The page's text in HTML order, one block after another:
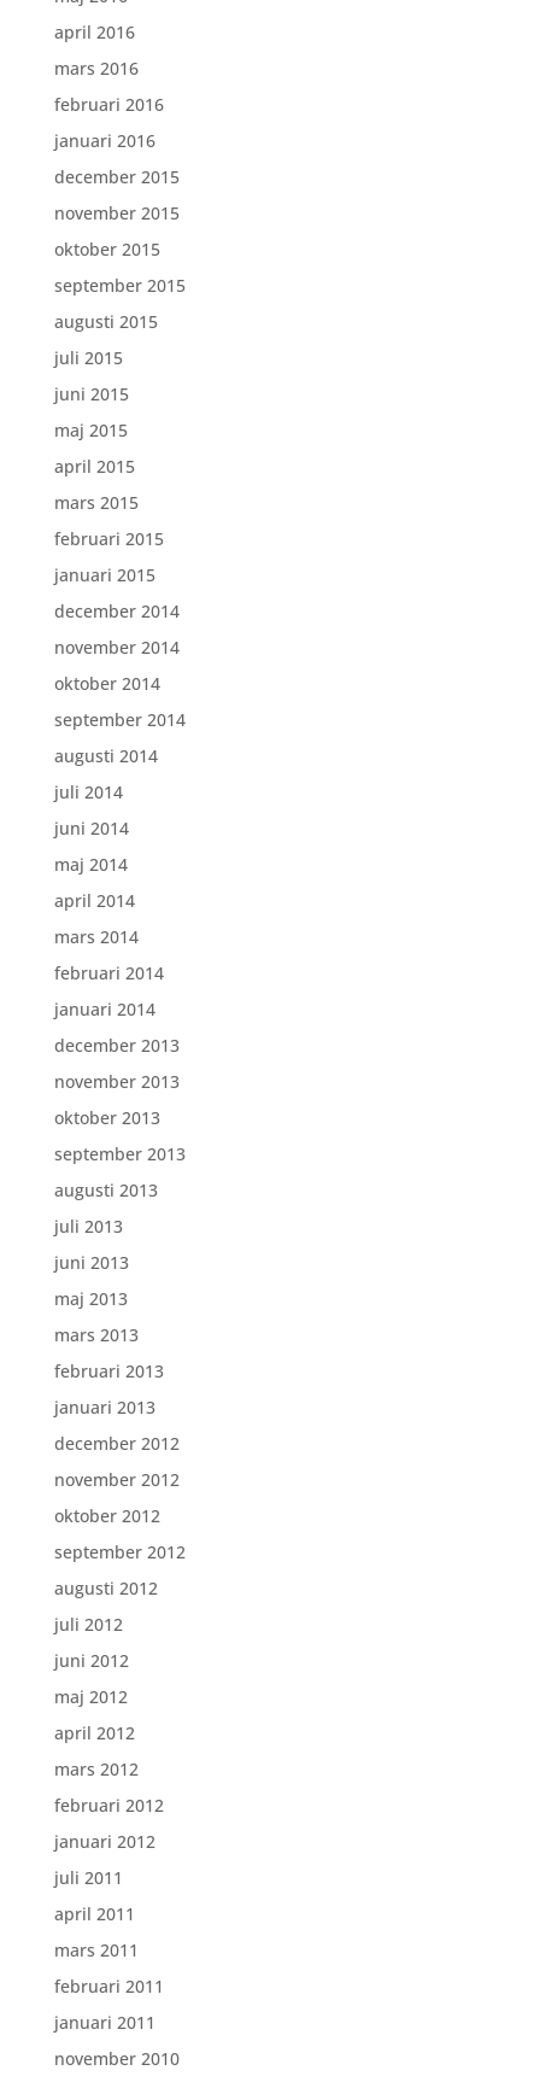
april 2016
mars 2016
februari 2016
januari 2016
december 2015
november 2015
oktober 2015
september 2015
augusti 2015
juli 2015
juni 2015
maj 2015
april 2015
mars 2015
februari 2015
januari 2015
december 2014
november 2014
oktober 2014
september 2014
augusti 2014
juli 2014
juni 2014
maj 2014
april 2014
mars 2014
februari 2014
januari 2014
december 2013
november 2013
oktober 2013
september 2013
augusti 2013
juli 2013
juni 2013
maj 2013
mars 2013
februari 2013
januari 2013
december 2012
november 2012
oktober 2012
september 2012
augusti 2012
juli 2012
juni 2012
maj 2012
april 2012
mars 2012
februari 2012
januari 2012
juli 2011
april 2011
mars 2011
februari 2011
januari 2011
november 2010